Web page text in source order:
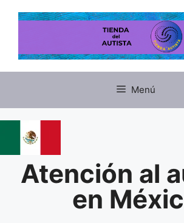
Menú
Atención al
en